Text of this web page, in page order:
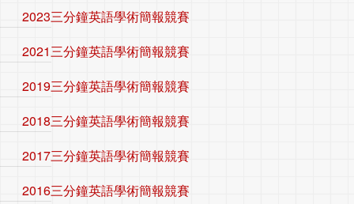
2023三分鐘英語學術簡報競賽
2021三分鐘英語學術簡報競賽
2019三分鐘英語學術簡報競賽
2018三分鐘英語學術簡報競賽
2017三分鐘英語學術簡報競賽
2016三分鐘英語學術簡報競賽